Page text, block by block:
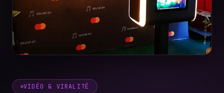
VIDÉO & VIRALITÉ